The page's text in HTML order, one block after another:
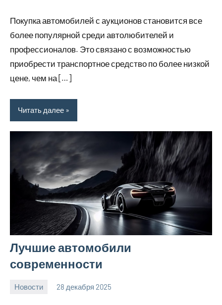
Покупка автомобилей с аукционов становится все
более популярной среди автолюбителей и
профессионалов. Это связано с возможностью
приобрести транспортное средство по более низкой
цене, чем на […]
Читать далее
Лучшие автомобили
современности
Новости 28 декабря 2025